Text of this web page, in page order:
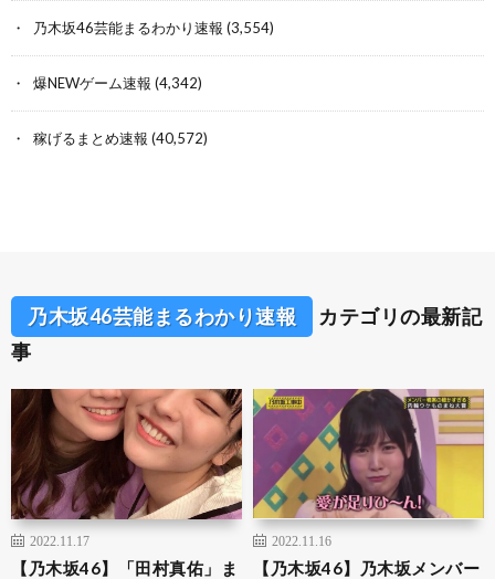
乃木坂46芸能まるわかり速報 (3,554)
爆NEWゲーム速報 (4,342)
稼げるまとめ速報 (40,572)
乃木坂46芸能まるわかり速報
カテゴリの最新記
事
2022.11.17
【乃木坂46】「田村真佑」ま
2022.11.16
【乃木坂46】乃木坂メンバー